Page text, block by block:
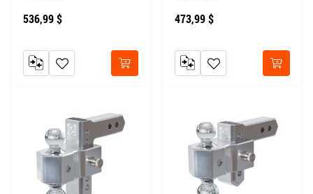
536,99 $
Acheter
AJOUTER À MA LISTE DE SOUHAITS
AJOUTER AU COMPARATEUR
473,99 $
Acheter
AJOUTER À MA LISTE DE
AJOUTER AU COMPARATEUR